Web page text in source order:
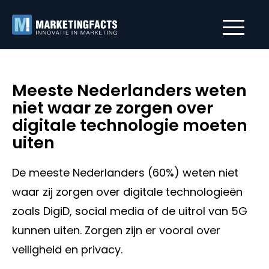
Meeste Nederlanders weten
niet waar ze zorgen over
digitale technologie moeten
uiten
De meeste Nederlanders (60%) weten niet
waar zij zorgen over digitale technologieën
zoals DigiD, social media of de uitrol van 5G
kunnen uiten. Zorgen zijn er vooral over
veiligheid en privacy.